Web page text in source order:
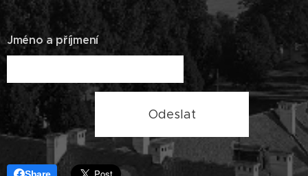
Jméno a příjmení
Odeslat